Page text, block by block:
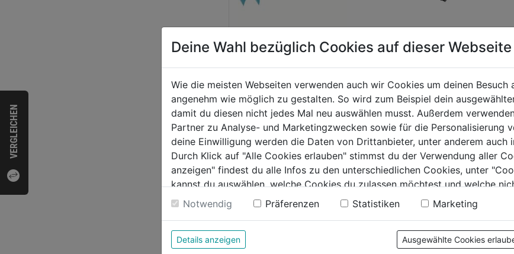
VERGLEICHEN
Greifer 4in1
0.0 (0)
0.0
von
5
Sternen.
38,99€
0.0 (0)
0.0
von
5
Sternen.
42,99€
4.0
von
5
1
Bewertung
Deine Wahl bezüglich Cookies auf dieser Webseite
Wie die meisten Webseiten verwenden auch wir Cookies um deinen Besuch
angenehm wie möglich zu gestalten. So wird zum Beispiel dein
damit du diesen nicht jedes Mal neu auswählen musst. Außerdem
Partner zu Analyse- und Marketingzwecken sowie für die Personalisierung
deine Einwilligung werden die Daten von Drittanbieter, unter anderem auch
Durch Klick auf "Alle Cookies erlauben" stimmst du der Verwendung aller
anzeigen" findest du alle Infos zu den unterschiedlichen Cookies, unter
kannst du auswählen, welche Cookies du zulassen möchtest und welche
Weitere Informationen findest du in unserer Datenschutzerklärung
Notwendig Präferenzen Statistiken Marketing
Details anzeigen Ausgewählte Cookies